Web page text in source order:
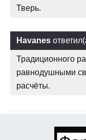
Тверь.
Havanes
Традиционного
равнодушными
расчёты.